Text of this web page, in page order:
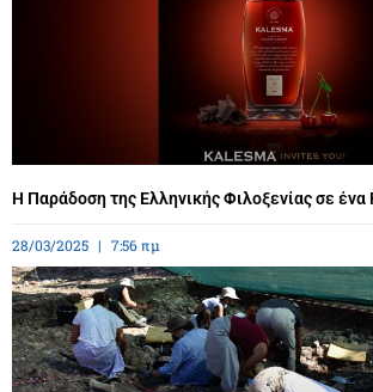
Η Παράδοση της Ελληνικής Φιλοξενίας σε
28/03/2025 7:56 πμ